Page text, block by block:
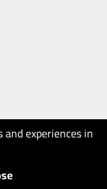
experiences in